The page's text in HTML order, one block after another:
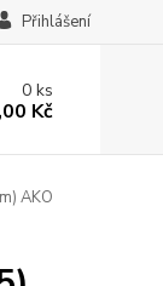
Přihlášení
0ks
Kč
AKO